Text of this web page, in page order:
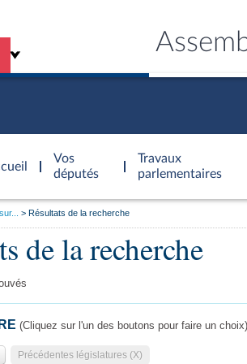
Vos
députés
Travaux
parlementaires
Résultats de la recherche
de la recherche
(Cliquez sur l'un des boutons pour faire un choix)
Précédentes législatures (X)